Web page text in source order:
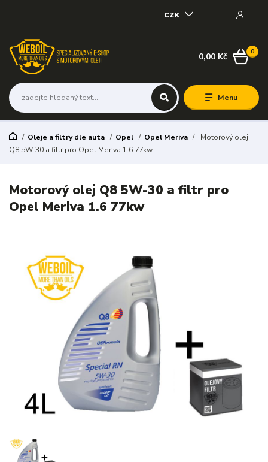
Menu
CZK
0
0,00 Kč
Oleje a filtry dle auta Opel Opel Meriva
Motorový olej
Q8 5W-30 a filtr pro Opel Meriva 1.6 77kw
Motorový olej Q8 5W-30 a filtr pro
Opel Meriva 1.6 77kw